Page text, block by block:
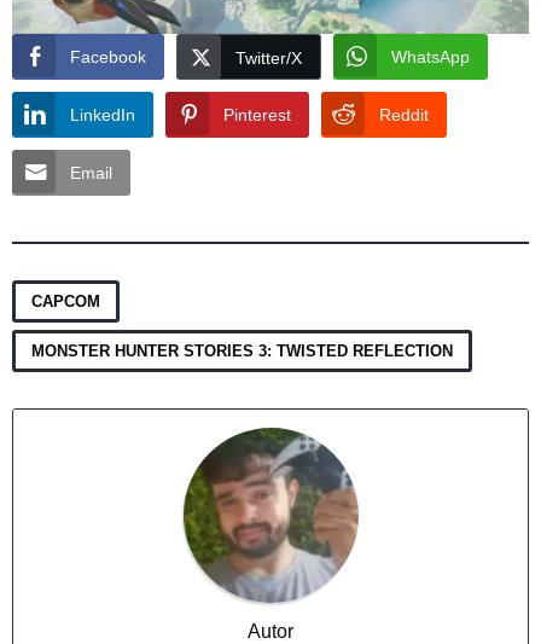
Facebook Twitter/X WhatsApp
LinkedIn Pinterest Reddit
Email
CAPCOM
MONSTER HUNTER STORIES 3: TWISTED REFLECTION
Autor